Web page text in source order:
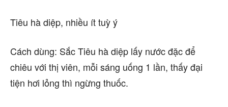
Tiêu hà diệp, nhiều ít tuỳ ý
Cách dùng: Sắc Tiêu hà diệp lấy nước đặc để
chiêu với thị viên, mỗi sáng uống 1 lần, thấy đại
tiện hơi lỏng thì ngừng thuốc.